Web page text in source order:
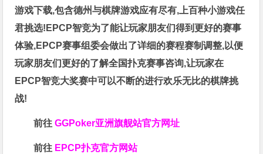
游戏下载,包含德州与棋牌游戏应有尽有,上百种小游戏任
君挑选!EPCP智竞为了能让玩家朋友们得到更好的赛事
体验,EPCP赛事组委会做出了详细的赛程赛制调整,以便
玩家朋友们更好的了解全国扑克赛事咨询,让玩家在
EPCP智竞大奖赛中可以不断的进行欢乐无比的棋牌挑
战!
前往GGPoker亚洲旗舰站官方网址
前往 EPCP扑克官方网站